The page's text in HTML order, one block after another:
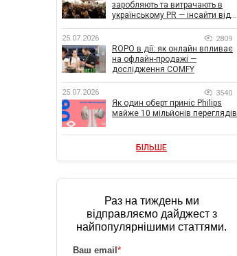
заробляють та витрачають в
українському PR — інсайти від
25.07.2026 2809
ROPO в дії: як онлайн впливає
на офлайн-продажі —
дослідження COMFY
25.07.2026 3540
Як один оберт приніс Philips
майже 10 мільйонів переглядів
БІЛЬШЕ
Раз на тиждень ми
відправляємо дайджест з
найпопулярнішими статтями.
Ваш email *